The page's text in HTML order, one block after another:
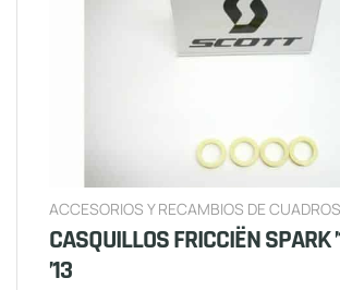
ACCESORIOS Y RECAMBIOS DE CUADROS
CASQUILLOS FRICCIËN SPARK
’13